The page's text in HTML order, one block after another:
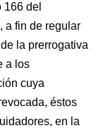
del
a fin de regular
la prerrogativa
a los
cuya
éstos
en la